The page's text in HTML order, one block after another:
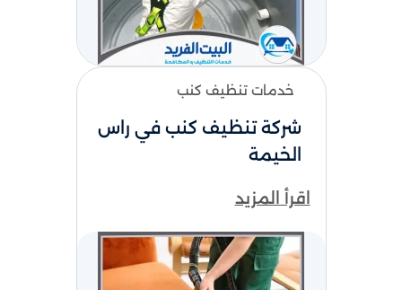
خدمات تنظيف كنب
شركة تنظيف كنب في راس
الخيمة
اقرأ المزيد